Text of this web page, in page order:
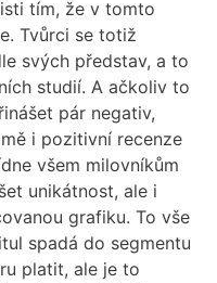
tím, že v tomto
Tvůrci se totiž
svých představ, a to
studií. A ačkoliv to
pár negativ,
i pozitivní recenze
všem milovníkům
unikátnost, ale i
grafiku. To vše
spadá do segmentu
platit, ale je to